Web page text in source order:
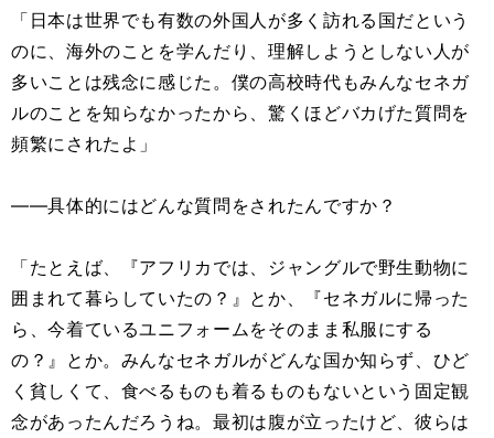
「日本は世界でも有数の外国人が多く訪れる国だという
のに、海外のことを学んだり、理解しようとしない人が
多いことは残念に感じた。僕の高校時代もみんなセネガ
ルのことを知らなかったから、驚くほどバカげた質問を
頻繁にされたよ」
――具体的にはどんな質問をされたんですか？
「たとえば、『アフリカでは、ジャングルで野生動物に
囲まれて暮らしていたの？』とか、『セネガルに帰った
ら、今着ているユニフォームをそのまま私服にする
の？』とか。みんなセネガルがどんな国か知らず、ひど
く貧しくて、食べるものも着るものもないという固定観
念があったんだろうね。最初は腹が立ったけど、彼らは